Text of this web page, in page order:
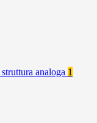
analoga 1